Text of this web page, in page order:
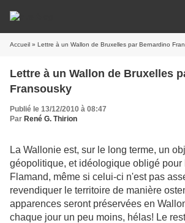
Accueil » Lettre à un Wallon de Bruxelles par Bernardino
Lettre à un Wallon de Bruxelles
Fransousky
Publié le 13/12/2010 à 08:47
Par René G. Thirion
La Wallonie est, sur le long terme, un
géopolitique, et idéologique obligé pour
Flamand, même si celui-ci n'est pas
revendiquer le territoire de manière
apparences seront préservées en
chaque jour un peu moins, hélas! Le